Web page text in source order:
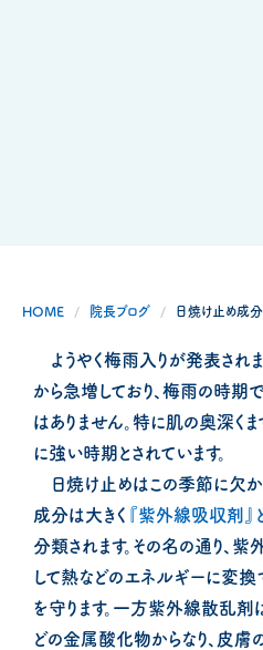
HOME 院長ブログ 日焼け止め成
ようやく梅雨入りが発表され
から急増しており、梅雨の時期
はありません。特に肌の奥深
に強い時期とされています。
日焼け止めはこの季節に欠か
成分は大きく 『紫外線吸収剤』
分類されます。その名の通り、
して熱などのエネルギーに変換
を守ります。一方紫外線散乱
どの金属酸化物からなり、皮